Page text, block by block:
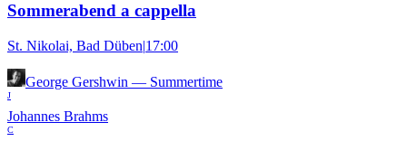
Sommerabend a cappella
St. Nikolai, Bad Düben|17:00
George Gershwin — Summertime
J
Johannes Brahms
C